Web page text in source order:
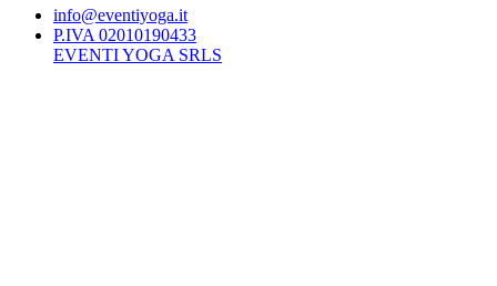
info@eventiyoga.it
P.IVA 02010190433
EVENTI YOGA SRLS